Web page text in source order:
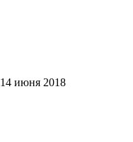
14 июня 2018